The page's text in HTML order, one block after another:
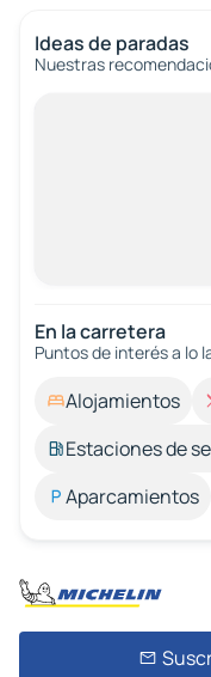
Ideas de paradas
Nuestras
En la carretera
Puntos de interés a lo
Alojamientos
Estaciones de
Aparcamientos